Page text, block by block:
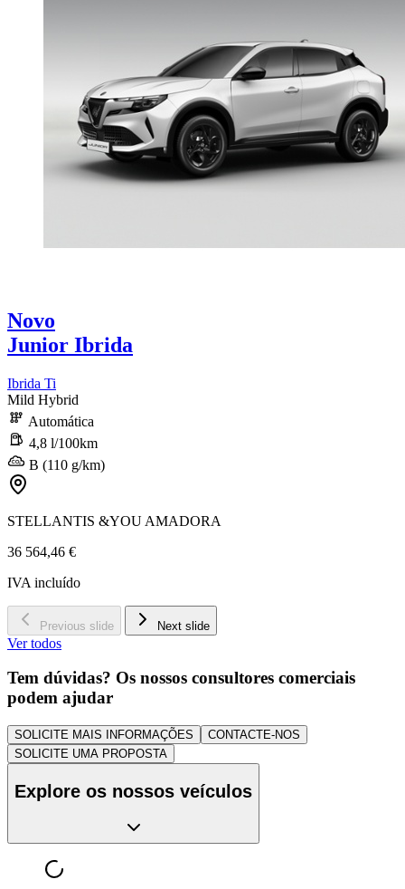
Novo
Junior Ibrida
Ibrida Ti
Mild Hybrid
Automática
4,8 l/100km
B (110 g/km)
STELLANTIS &YOU AMADORA
36 564,46 €
IVA incluído
Previous slide Next slide
Ver todos
Tem dúvidas? Os nossos consultores comerciais
podem ajudar
SOLICITE MAIS INFORMAÇÕES
CONTACTE-NOS
SOLICITE UMA PROPOSTA
Explore os nossos veículos